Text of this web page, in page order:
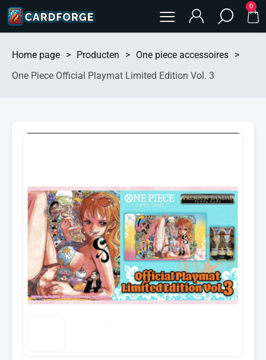
0
Home page > Producten > One piece accessoires >
One Piece Official Playmat Limited Edition Vol. 3